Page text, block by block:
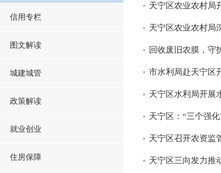
信用专栏
图文解读
城建城管
政策解读
就业创业
住房保障
天宁区农业农村局
天宁区农业农村局
回收废旧农膜，守
市水利局赴天宁区
天宁区水利局开展
天宁区：“三个强
天宁区召开农资监
天宁区三向发力推